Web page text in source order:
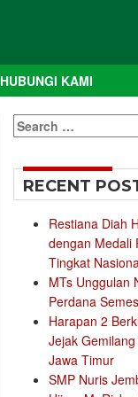
HUBUNGI KAMI
Search
for:
RECENT
Restiana Diah
dengan Medali
Tingkat
MTs Unggulan
Perdana
Harapan 2
Jejak
Jawa Timur
SMP Nuris